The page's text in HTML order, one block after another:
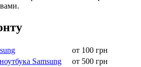
от 100 грн
Samsung
от 500 грн